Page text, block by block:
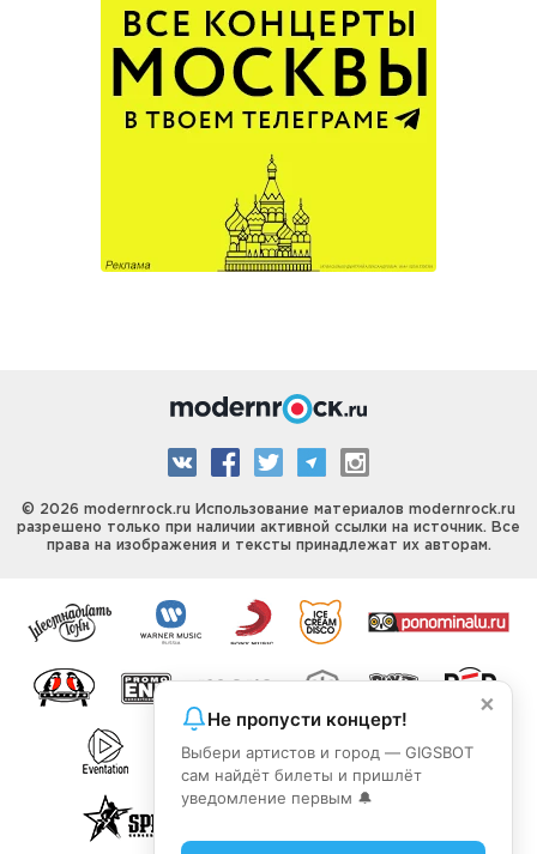
© 2026 modernrock.ru Использование материалов modernrock.ru
разрешено только при наличии активной ссылки на источник. Все
права на изображения и тексты принадлежат их авторам.
×
Не пропусти концерт!
Выбери артистов и город — GIGSBOT
сам найдёт билеты и пришлёт
уведомление первым 🔔